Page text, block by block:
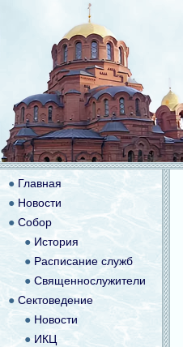
● Главная
● Новости
● Собор
● История
● Расписание служб
● Священнослужители
● Сектоведение
● Новости
●ИКЦ